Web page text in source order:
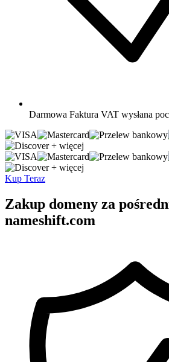
Darmowa Faktura VAT wysłana
+ więcej
+ więcej
Kup Teraz
Zakup domeny za
nameshift.com